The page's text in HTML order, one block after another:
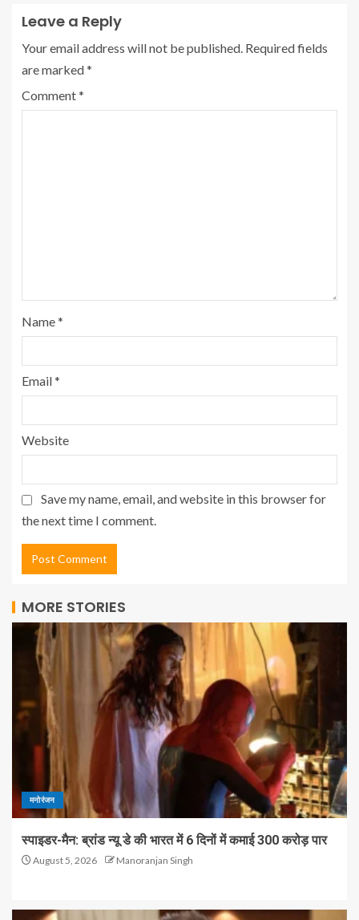
Leave a Reply
Your email address will not be published. Required fields
are marked*
Comment*
Name*
Email*
Website
Save my name, email, and website in this browser for
the next time I comment.
MORE STORIES
मनोरंजन
स्पाइडर-मैन: ब्रांड न्यू डे की भारत में 6 दिनों में कमाई 300 करोड़ पार
August 5, 2026 Manoranjan Singh